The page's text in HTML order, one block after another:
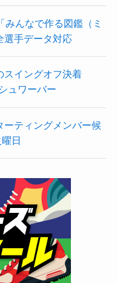
みんなで作る図鑑（ミ
選手データ対応
スイングオフ決着
ュワーバー
ーティングメンバー候
日